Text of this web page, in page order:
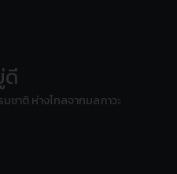
ดี
ชาติ ห่างไกลจากมลภาวะ